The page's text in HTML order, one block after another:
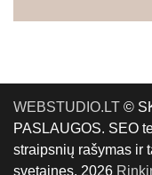
WEBSTUDIO.LT ©
PASLAUGOS. SEO
straipsnių rašymas ir
svetaines. 2026